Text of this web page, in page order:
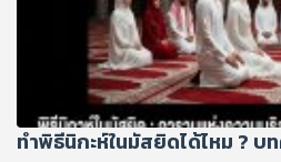
ทำพิธีนิกะห์ในมัสยิดได้ไหม ? บ